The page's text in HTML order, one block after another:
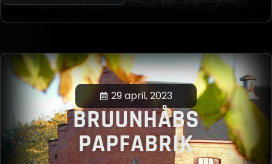
29 april, 2023
BRUUNHÅBS
PAPFABRIK